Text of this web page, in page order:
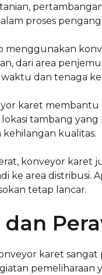
proses
menggunakan
dari area
dan tenaga
karet
tambang
kualitas.
konveyor
ke area distribusi.
tetap lancar.
karet